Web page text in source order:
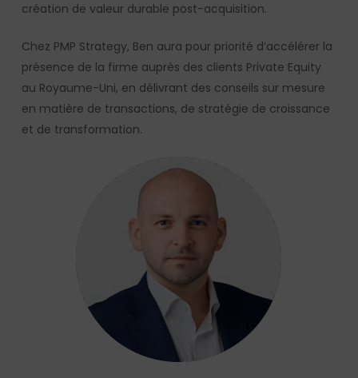
création de valeur durable post-acquisition.
Chez PMP Strategy, Ben aura pour priorité d’accélérer la
présence de la firme auprès des clients Private Equity
au Royaume-Uni, en délivrant des conseils sur mesure
en matière de transactions, de stratégie de croissance
et de transformation.